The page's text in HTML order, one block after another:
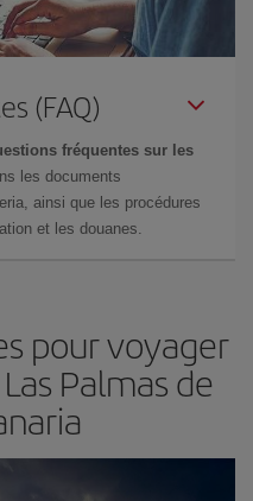
(FAQ)
fréquentes sur les
les documents
ainsi que les procédures
et les douanes.
pour voyager
Palmas de